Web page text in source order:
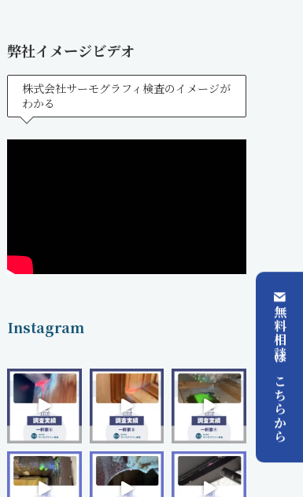
弊社イメージビデオ
株式会社サーモグラフィ検査のイメージが
わかる
Instagram 無料相談はこちらから